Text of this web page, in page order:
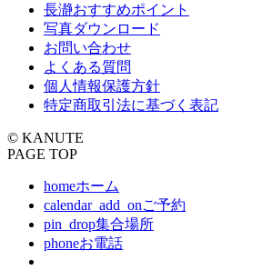
長瀞おすすめポイント
写真ダウンロード
お問い合わせ
よくある質問
個人情報保護方針
特定商取引法に基づく表記
© KANUTE
PAGE TOP
homeホーム
calendar_add_onご予約
pin_drop集合場所
phoneお電話